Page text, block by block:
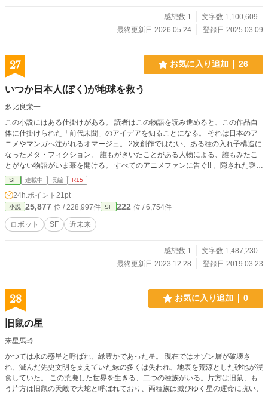
る最強の法術師『廃帝ハド』に対し、『特殊な部隊』は「誰
酒、恋愛、哲学……その全部をぶち込んで、それでも最後に
は「この連中と生きていたい」と思わせる、新時代の泥臭い
感想数 1
文字数 1,100,609
最終更新日 2026.05.24
登録日 2025.03.09
27 お気に入り追加 26
いつか日本人(ぼく)が地球を救う
多比良栄一
この小説にはある仕掛けがある。 読者はこの物語を読み進めると、この作品自
体に仕掛けられた「前代未聞」のアイデアを知ることになる。 それは日本のア
ニメやマンガへ注がれるオマージュ。 2次創作ではない、ある種の入れ子構造に
なったメタ・フィクション。 誰もがきいたことがある人物による、誰もみたこ
とがない物語がいま幕を開ける。 すべてのアニメファンに告ぐ!! 。隠された謎を
見抜けるか!!。 ---------------------------------------------------------------------------------------
--------------------------------- ２５世紀後半 地球を襲った亜獣と呼ばれる怪獣たち
に、デミリアンと呼ばれる生命体に搭乗して戦う日本人少年ヤマトタケル。なぜ
か日本人にしか操縦ができないこの兵器に乗る者には、同時に、人類を滅ぼすと
言われる「四解文書」と呼ばれる極秘文書も受け継がされた。 もしこれを人々
が知れば、世界は「憤怒」し、「恐怖」し、「絶望」し、そして「発狂」する。
た一人、人類を救えも、滅ぼしもできる、両方の力を手に入れた日本人少年ヤマ
トタケル。 彼は、世界１００億人全員から、救いを求められ、忌み嫌われ、そ
を誰にも知られずに永遠に葬ることだった。
SF 連載中 長編 R15
24h.ポイント 21pt
小説 25,877 位 / 228,997件 SF 222 位 / 6,754件
ロボット SF 近未来
感想数 1
文字数 1,487,230
最終更新日 2023.12.28
登録日 2019.03.23
28 お気に入り追加 0
旧鼠の星
来星馬玲
かつては水の惑星と呼ばれ、緑豊かであった星。 現在ではオゾン層が破壊さ
れ、滅んだ先史文明を支えていた緑の多くは失われ、地表を荒涼とした砂地が浸
食していた。 この荒廃した世界を生きる、二つの種族がいる。片方は旧鼠、も
う片方は旧鼠の天敵で大蛇と呼ばれており、両種族は滅びゆく星の運命に抗い、